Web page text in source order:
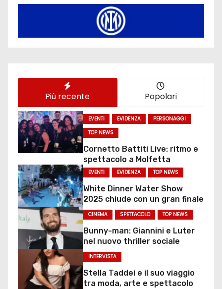
Più recente Popolari
EVENTI EVIDENZA
PERSONAGGI
TOP NEWS
Cornetto Battiti Live: ritmo e
spettacolo a Molfetta
EVENTI EVIDENZA TOP NEWS
White Dinner Water Show
2025 chiude con un gran finale
CINEMA SPETTACOLO TOP NEWS
Bunny-man: Giannini e Luter
nel nuovo thriller sociale
INTERVISTA
Stella Taddei e il suo viaggio
tra moda, arte e spettacolo